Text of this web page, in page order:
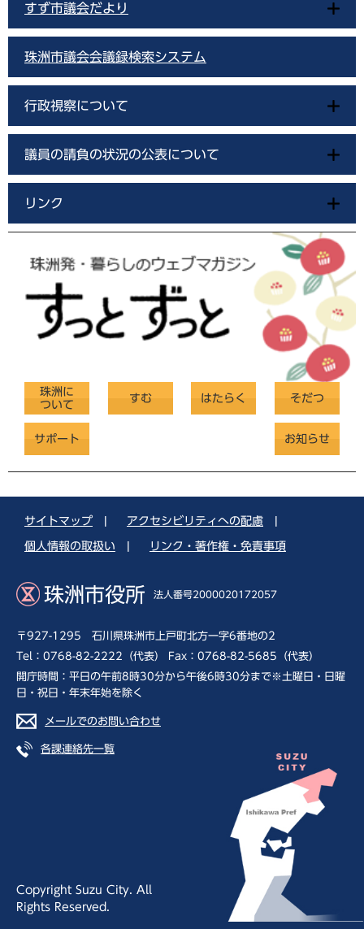
すず市議会だより
珠洲市議会会議録検索システム
行政視察について
議員の請負の状況の公表について
リンク
珠洲に
ついて
すむ はたらく そだつ
サポート お知らせ
サイトマップ アクセシビリティへの配慮
個人情報の取扱い リンク・著作権・免責事項
珠洲市役所 法人番号2000020172057
〒927-1295 石川県珠洲市上戸町北方一字6番地の2
Tel：0768-82-2222（代表） Fax：0768-82-5685（代表）
開庁時間：平日の午前8時30分から午後6時30分まで※土曜日・日曜
日・祝日・年末年始を除く
メールでのお問い合わせ
各課連絡先一覧
Copyright Suzu City. All
Rights Reserved.